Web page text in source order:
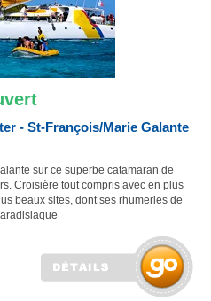
- St-François/Marie Galante
sur ce superbe catamaran de
Croisière tout compris avec en plus
beaux sites, dont ses rhumeries de